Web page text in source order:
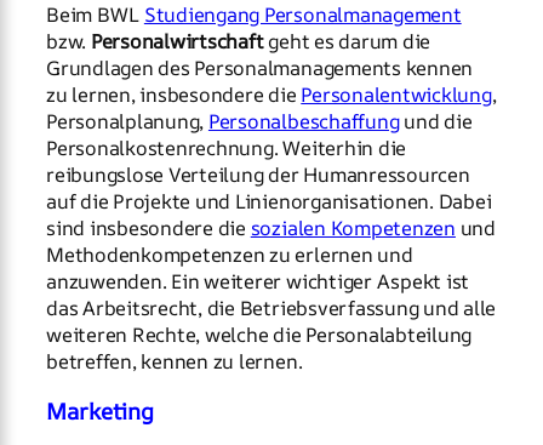
Beim BWL Studiengang Personalmanagement
bzw. Personalwirtschaftgeht es darum die
Grundlagen des Personalmanagements kennen
zu lernen, insbesondere die Personalentwicklung,
Personalplanung, Personalbeschaffungund die
Personalkostenrechnung. Weiterhin die
reibungslose Verteilung der Humanressourcen
auf die Projekte und Linienorganisationen. Dabei
sind insbesondere die sozialen Kompetenzen und
Methodenkompetenzen zu erlernen und
anzuwenden. Ein weiterer wichtiger Aspekt ist
das Arbeitsrecht, die Betriebsverfassung und alle
weiteren Rechte, welche die Personalabteilung
betreffen, kennen zu lernen.
Marketing